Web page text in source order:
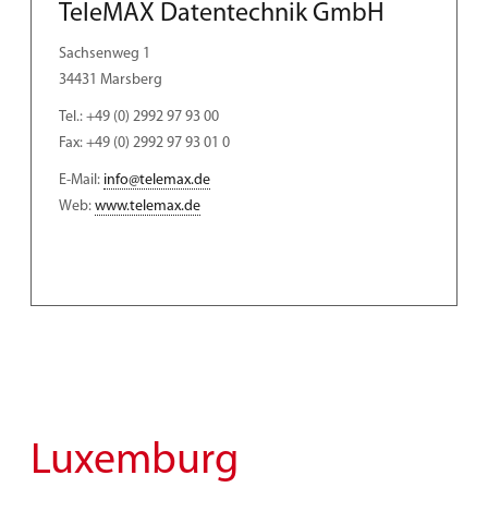
TeleMAX Datentechnik GmbH
Sachsenweg 1
34431 Marsberg
Tel.: +49 (0) 2992 97 93 00
Fax: +49 (0) 2992 97 93 01 0
E-Mail: info@telemax.de
Web:www.telemax.de
Luxemburg